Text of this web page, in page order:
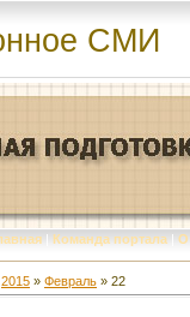
СМИ
| Команда портала | О
2015 » Февраль » 22